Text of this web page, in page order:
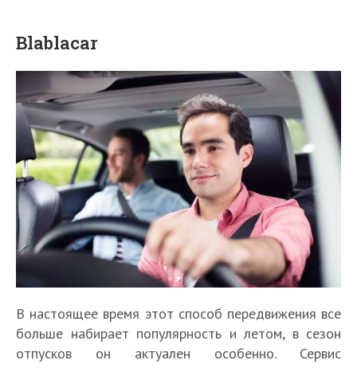
Blablacar
В настоящее время этот способ передвижения все
больше набирает популярность и летом, в сезон
отпусков он актуален особенно. Сервис